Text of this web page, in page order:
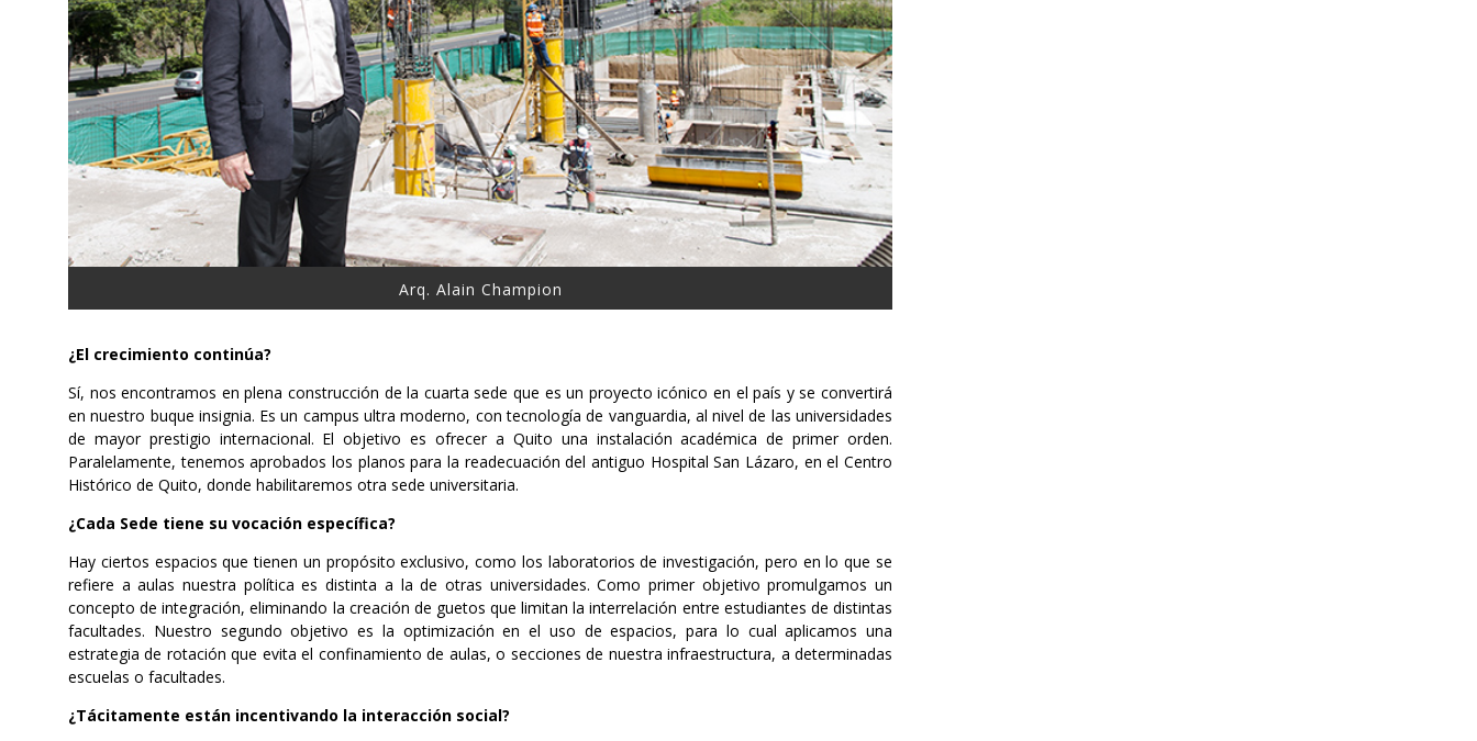
Arq. Alain Champion
¿El crecimiento continúa?
Sí, nos encontramos en plena construcción de la cuarta sede que es un proyecto icónico en el país y se convertirá
en nuestro buque insignia. Es un campus ultra moderno, con tecnología de vanguardia, al nivel de las universidades
de mayor prestigio internacional. El objetivo es ofrecer a Quito una instalación académica de primer orden.
Paralelamente, tenemos aprobados los planos para la readecuación del antiguo Hospital San Lázaro, en el Centro
Histórico de Quito, donde habilitaremos otra sede universitaria.
¿Cada Sede tiene su vocación específica?
Hay ciertos espacios que tienen un propósito exclusivo, como los laboratorios de investigación, pero en lo que se
refiere a aulas nuestra política es distinta a la de otras universidades. Como primer objetivo promulgamos un
concepto de integración, eliminando la creación de guetos que limitan la interrelación entre estudiantes de distintas
facultades. Nuestro segundo objetivo es la optimización en el uso de espacios, para lo cual aplicamos una
estrategia de rotación que evita el confinamiento de aulas, o secciones de nuestra infraestructura, a determinadas
escuelas o facultades.
¿Tácitamente están incentivando la interacción social?